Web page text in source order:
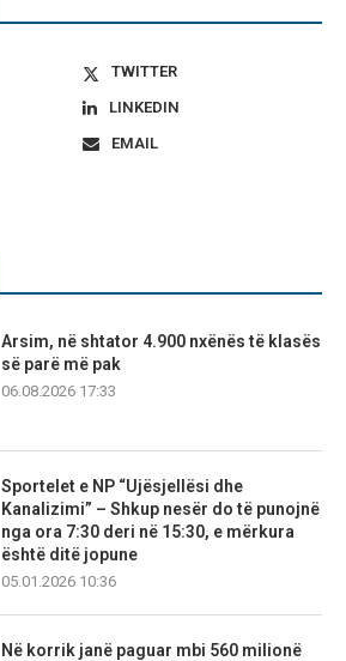
TWITTER
LINKEDIN
EMAIL
Arsim, në shtator 4.900 nxënës të klasës
së parë më pak
06.08.2026 17:33
Sportelet e NP “Ujësjellësi dhe
Kanalizimi” – Shkup nesër do të punojnë
nga ora 7:30 deri në 15:30, e mërkura
është ditë jopune
05.01.2026 10:36
Në korrik janë paguar mbi 560 milionë